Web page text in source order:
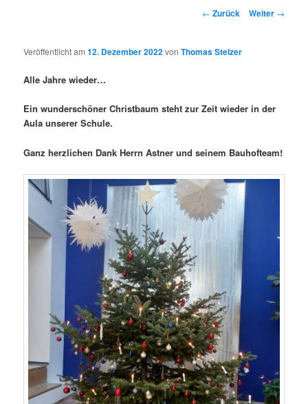
Beitrags-
← Zurück Weiter →
Veröffentlicht am12. Dezember 2022vonThomas Stelzer
Alle Jahre wieder…
Ein wunderschöner Christbaum steht zur Zeit wieder in der
Aula unserer Schule.
Ganz herzlichen Dank Herrn Astner und seinem Bauhofteam!